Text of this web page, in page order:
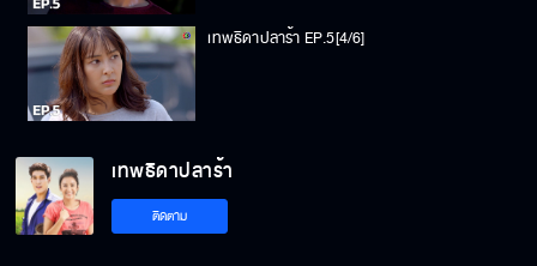
เทพธิดาปลาร้า EP.5[4/6]
เทพธิดาปลาร้า
ติดตาม